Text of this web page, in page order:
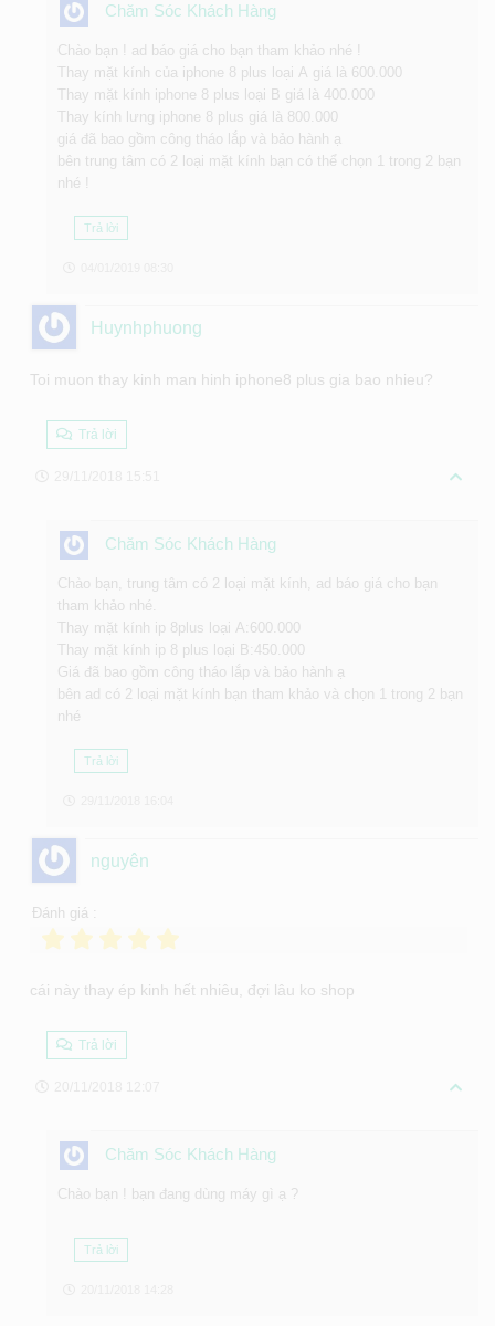
Chăm Sóc Khách Hàng
Chào bạn ! ad báo giá cho bạn tham khảo nhé !
Thay mặt kính của iphone 8 plus loại A giá là 600.000
Thay mặt kính iphone 8 plus loại B giá là 400.000
Thay kính lưng iphone 8 plus giá là 800.000
giá đã bao gồm công tháo lắp và bảo hành ạ
bên trung tâm có 2 loại mặt kính bạn có thể chọn 1 trong 2 bạn
nhé !
Trả lời
Huynhphuong
Toi muon thay kinh man hinh iphone8 plus gia bao nhieu?
Trả lời
Chăm Sóc Khách Hàng
Chào bạn, trung tâm có 2 loại mặt kính, ad báo giá cho bạn
tham khảo nhé.
Thay mặt kính ip 8plus loại A:600.000
Thay mặt kính ip 8 plus loại B:450.000
Giá đã bao gồm công tháo lắp và bảo hành ạ
bên ad có 2 loại mặt kính bạn tham khảo và chọn 1 trong 2 bạn
nhé
Trả lời
nguyên
Đánh giá :
cái này thay ép kinh hết nhiêu, đợi lâu ko shop
Trả lời
Chăm Sóc Khách Hàng
Chào bạn ! bạn đang dùng máy gì ạ ?
Trả lời